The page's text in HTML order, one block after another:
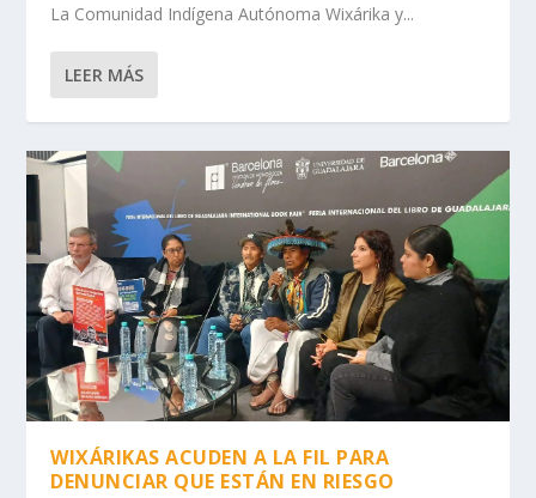
La Comunidad Indígena Autónoma Wixárika y...
LEER MÁS
WIXÁRIKAS ACUDEN A LA FIL PARA
DENUNCIAR QUE ESTÁN EN RIESGO